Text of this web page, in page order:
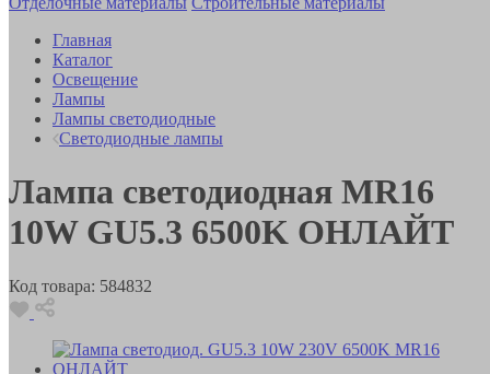
Главная
Каталог
Освещение
Лампы
Лампы светодиодные
Светодиодные лампы
Лампа светодиодная MR16
10W GU5.3 6500K ОНЛАЙТ
Код товара: 584832